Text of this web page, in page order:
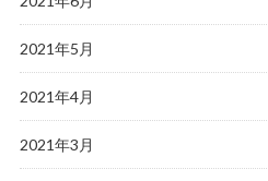
2021年5月
2021年4月
2021年3月